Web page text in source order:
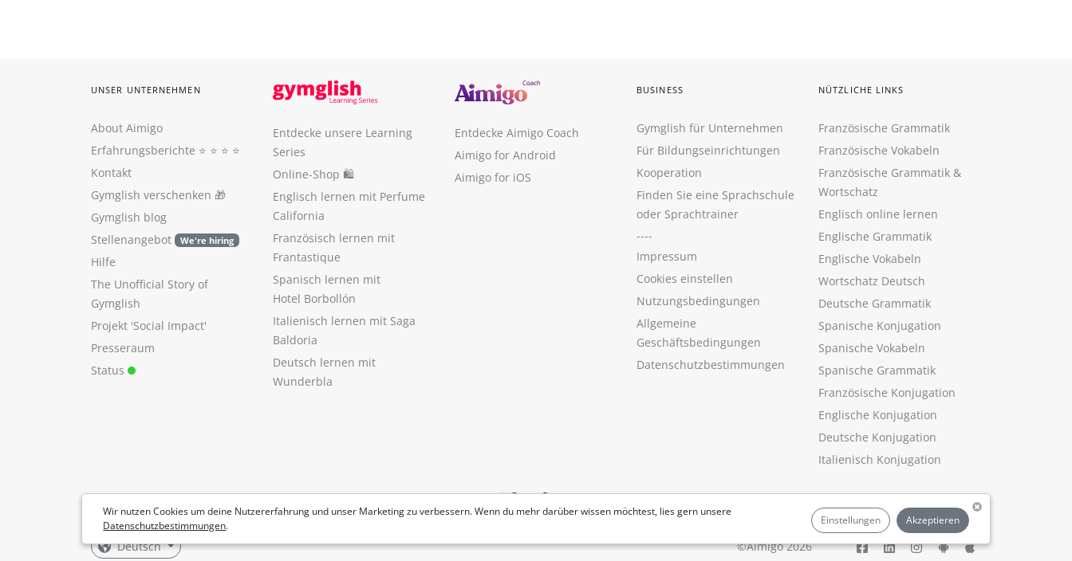
Wir nutzen Cookies um deine Nutzererfahrung und unser Marketing zu verbessern. Wenn du mehr darüber wissen möchtest, lies gern unsere
Datenschutzbestimmungen. Einstellungen Akzeptieren
UNSER UNTERNEHMEN
About Aimigo
Erfahrungsberichte ⭐️ ⭐️ ⭐️ ⭐️
Kontakt
Gymglish verschenken 🎁
Gymglish blog
Stellenangebot
We're hiring
Hilfe
The Unofficial Story of
Gymglish
Projekt 'Social Impact'
Presseraum
Status
Entdecke unsere Learning
Series
Online-Shop 🛍
Englisch lernen mit Perfume
California
Französisch lernen mit
Frantastique
Spanisch lernen mit
Hotel Borbollón
Italienisch lernen mit Saga
Baldoria
Deutsch lernen mit
Wunderbla
Entdecke Aimigo Coach
Aimigo for Android
Aimigo for iOS
BUSINESS
Gymglish für Unternehmen
Für Bildungseinrichtungen
Kooperation
Finden Sie eine Sprachschule
oder Sprachtrainer
----
Impressum
Cookies einstellen
Nutzungsbedingungen
Allgemeine
Geschäftsbedingungen
Datenschutzbestimmungen
NÜTZLICHE LINKS
Französische Grammatik
Französische Vokabeln
Französische Grammatik &
Wortschatz
Englisch online lernen
Englische Grammatik
Englische Vokabeln
Wortschatz Deutsch
Deutsche Grammatik
Spanische Konjugation
Spanische Vokabeln
Spanische Grammatik
Französische Konjugation
Englische Konjugation
Deutsche Konjugation
Italienisch Konjugation
Deutsch ©Aimigo 2026